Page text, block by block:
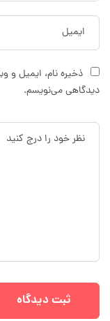
ذخیره نام، ایمیل و
دیدگاهی می‌نویسم.